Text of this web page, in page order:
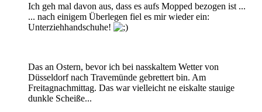
Ich geh mal davon aus, dass es aufs Mopped bezogen ist ...
... nach einigem Überlegen fiel es mir wieder ein:
Unterziehhandschuhe!
Das an Ostern, bevor ich bei nasskaltem Wetter von
Düsseldorf nach Travemünde gebrettert bin. Am
Freitagnachmittag. Das war vielleicht ne eiskalte stauige
dunkle Scheiße...